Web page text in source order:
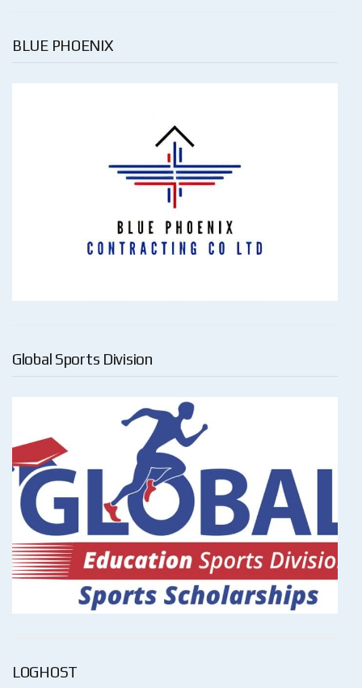
BLUE PHOENIX
Global Sports Division
LOGHOST